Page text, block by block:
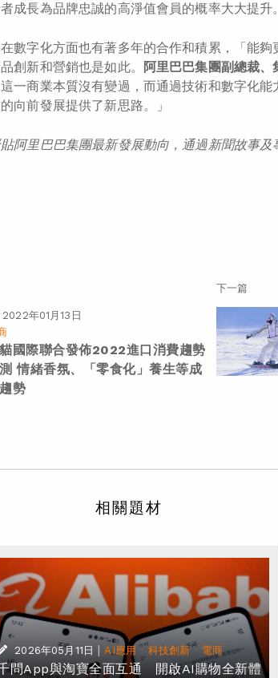
成長為品牌忠誠的高淨值會員的概率大大提升。
數字化方面也有著多年的合作和積累，「能
創新和營銷也是如此。
阿里巴巴集團副總裁
一商業本質沒有變過，而通過技術和數字化
向前發展提供了新思路。」
阿里巴巴集團最新發展動向，通過新聞故事及
2022年01月13日
國際聯合發佈2022進口消費趨勢
情緒香氛、「零食化」養生等成
勢
下一篇
相關題材
2026年05月11日 | AI應用 ·科技創新· 電商
問App與淘寶全面互通 開啟AI購物全新體